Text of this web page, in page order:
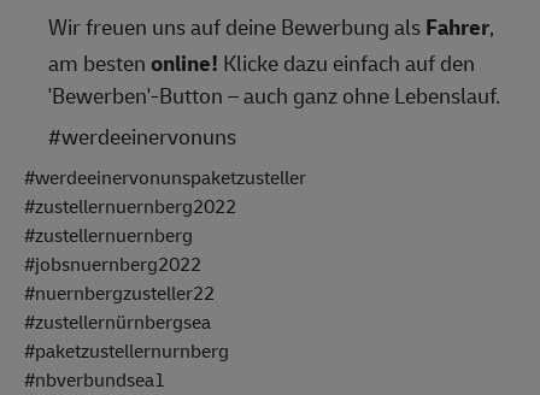
Wir freuen uns auf deine Bewerbung alsFahrer,
am bestenonline! Klicke dazu einfach auf den
'Bewerben'-Button – auch ganz ohne Lebenslauf.
#werdeeinervonuns
#werdeeinervonunspaketzusteller
#zustellernuernberg2022
#zustellernuernberg
#jobsnuernberg2022
#nuernbergzusteller22
#zustellernürnbergsea
#paketzustellernurnberg
#nbverbundsea1